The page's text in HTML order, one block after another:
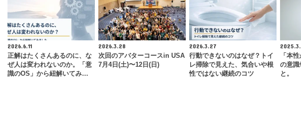
2026.6.11
正解はたくさんあるのに、な
ぜ人は変われないのか。「意
識のOS」から紐解いてみ…
2026.3.28
次回のアバターコースin USA
7月4日(土)〜12日(日)
2026.3.27
行動できないのはなぜ？トイ
レ掃除で見えた、気合いや根
性ではない継続のコツ
「本
の意識
と。